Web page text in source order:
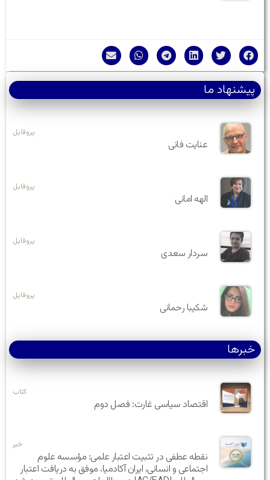
پیشنهاد ما
پروفایل
عنایت فانی
پروفایل
الهه امانی
پروفایل
سردار سعدی
پروفایل
شکیبا رحمانی
خبرها
کتاب
اقتصاد سیاسی غارت: فصل دوم
خبر
نقطه عطفی در تثبیت اعتبار علمی: مؤسسه علوم
اجتماعی و انسانی، ایران آکادمیا، موفق به دریافت اعتبار